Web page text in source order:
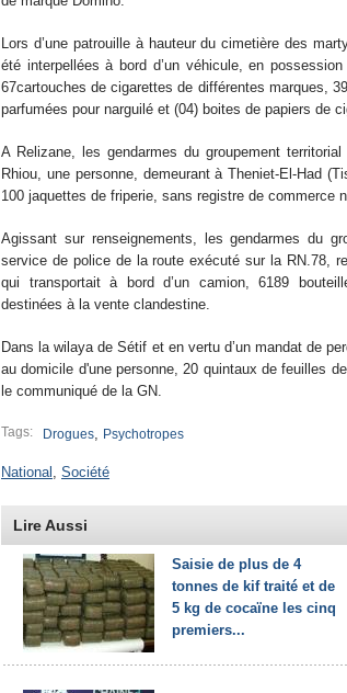
Lors d’une patrouille à hauteur du cimetière des
été interpellées à bord d’un véhicule, en
67cartouches de cigarettes de différentes marques,
parfumées pour narguilé et (04) boites de papiers de
A Relizane, les gendarmes du groupement
Rhiou, une personne, demeurant à Theniet-El-Had
100 jaquettes de friperie, sans registre de commerce
Agissant sur renseignements, les gendarmes du
service de police de la route exécuté sur la RN.78,
qui transportait à bord d’un camion, 6189
destinées à la vente clandestine.
Dans la wilaya de Sétif et en vertu d’un mandat de
au domicile d'une personne, 20 quintaux de feuilles
le communiqué de la GN.
Tags: Drogues, Psychotropes
National , Société
Lire Aussi
Saisie de plus de 4
tonnes de kif traité et de
5 kg de cocaïne les cinq
premiers...